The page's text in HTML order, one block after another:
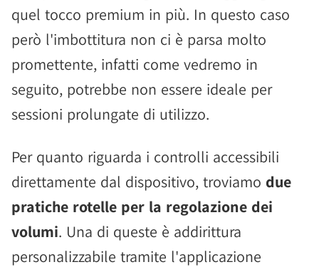
quel tocco premium in più. In questo caso
però l'imbottitura non ci è parsa molto
promettente, infatti come vedremo in
seguito, potrebbe non essere ideale per
sessioni prolungate di utilizzo.
Per quanto riguarda i controlli accessibili
direttamente dal dispositivo, troviamo due
pratiche rotelle per la regolazione dei
volumi. Una di queste è addirittura
personalizzabile tramite l'applicazione